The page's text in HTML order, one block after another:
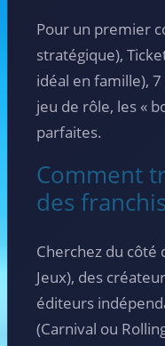
Pour un premier
stratégique),
idéal en famille),
jeu de rôle, les «
parfaites.
Comment
des
Cherchez du côté
Jeux), des
éditeurs
(Carnival ou